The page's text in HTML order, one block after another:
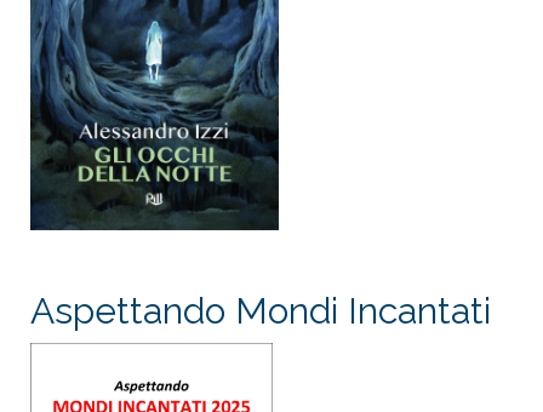
Aspettando Mondi Incantati